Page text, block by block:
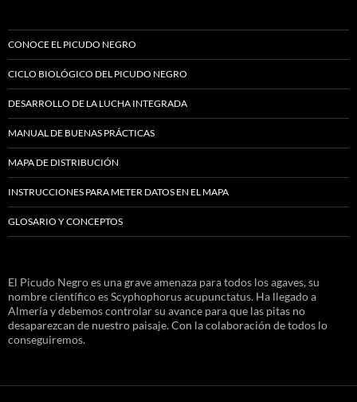
CONOCE EL PICUDO NEGRO
CICLO BIOLÓGICO DEL PICUDO NEGRO
DESARROLLO DE LA LUCHA INTEGRADA
MANUAL DE BUENAS PRÁCTICAS
MAPA DE DISTRIBUCIÓN
INSTRUCCIONES PARA METER DATOS EN EL MAPA
GLOSARIO Y CONCEPTOS
El Picudo Negro es una grave amenaza para todos los agaves, su
nombre científico es Scyphophorus acupunctatus. Ha llegado a
Almería y debemos controlar su avance para que las pitas no
desaparezcan de nuestro paisaje. Con la colaboración de todos lo
conseguiremos.